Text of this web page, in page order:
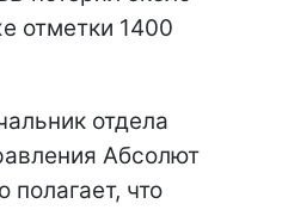
отметки 1400
отдела
Абсолют
что